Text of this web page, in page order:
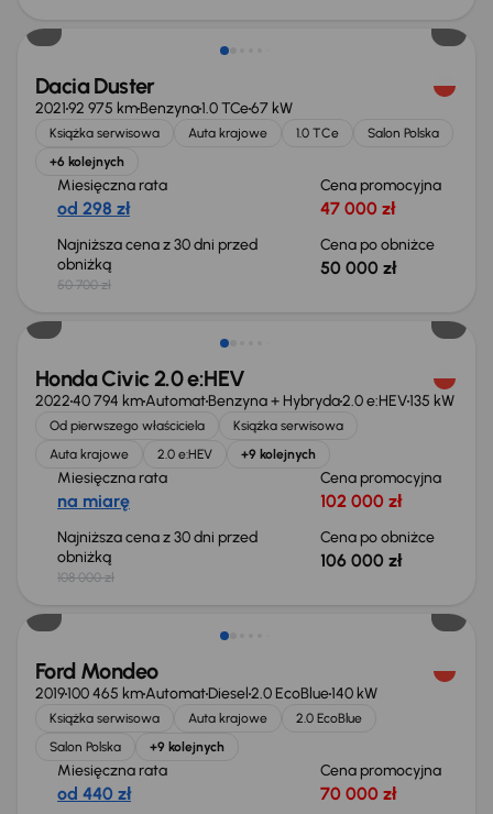
Dacia Duster
202192 975 kmBenzyna1.0 TCe67 kW
Książka serwisowa Auta krajowe 1.0 TCe
Salon Polska
+6 kolejnych
Miesięczna rata
od 298 zł
Cena promocyjna
47 000 zł
Najniższa cena z 30 dni przed
obniżką
50 700 zł
Cena po obniżce
50 000 zł
Taniej o 2 000 zł
Honda Civic 2.0 e:HEV
202240 794 kmAutomatBenzyna + Hybryda2.0 e:HEV135 kW
Od pierwszego właściciela
Książka serwisowa
Auta krajowe
2.0 e:HEV +9 kolejnych
Miesięczna rata
na miarę
Cena promocyjna
102 000 zł
Najniższa cena z 30 dni przed
obniżką
108 000 zł
Cena po obniżce
106 000 zł
Ford Mondeo
2019100 465 kmAutomatDiesel2.0 EcoBlue140 kW
Książka serwisowa Auta krajowe
2.0 EcoBlue
Salon Polska
+9 kolejnych
Miesięczna rata
od 440 zł
Cena promocyjna
70 000 zł